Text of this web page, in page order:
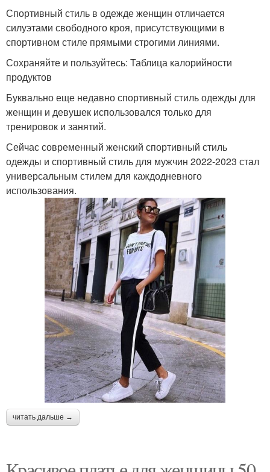
Спортивный стиль в одежде женщин отличается
силуэтами свободного кроя, присутствующими в
спортивном стиле прямыми строгими линиями.
Сохраняйте и пользуйтесь: Таблица калорийности
продуктов
Буквально еще недавно спортивный стиль одежды для
женщин и девушек использовался только для
тренировок и занятий.
Сейчас современный женский спортивный стиль
одежды и спортивный стиль для мужчин 2022-2023 стал
универсальным стилем для каждодневного
использования.
читать дальше →